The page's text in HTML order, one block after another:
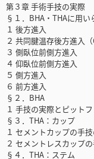
第３章 手術手技の実際
§１．BHA・THAに用い
１ 後方進入
２ 共同腱温存後方進入（
３ 側臥位前側方進入
４ 仰臥位前側方進入
５ 側方進入
６ 前方進入
§２．BHA
１ 手技の実際とピット
§３．THA：カップ
１ セメントカップの手
２ セメントレスカップ
§４．THA：ステム